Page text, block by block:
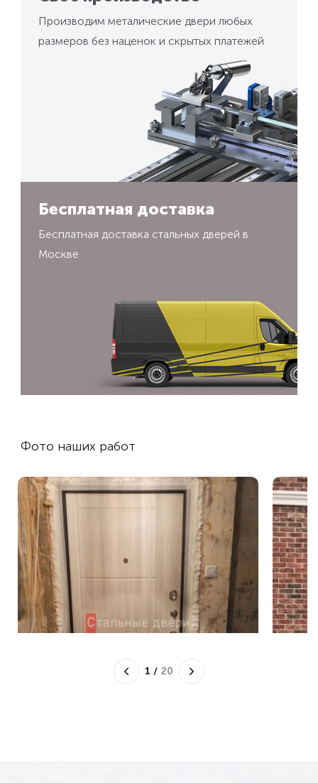
Производим металические двери любых
размеров без наценок и скрытых платежей
Бесплатная доставка
Бесплатная доставка стальных дверей в
Москве
Фото наших работ
1 / 20